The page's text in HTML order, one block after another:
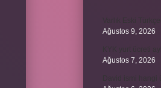
Ağustos 9, 2026
Ağustos 7, 2026